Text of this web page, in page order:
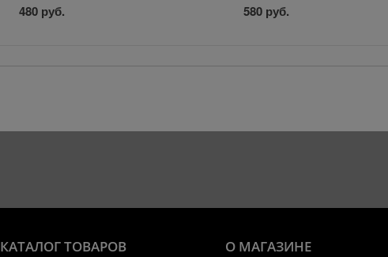
480 руб. 580 руб.
О МАГАЗИНЕ
КАТАЛОГ ТОВАРОВ